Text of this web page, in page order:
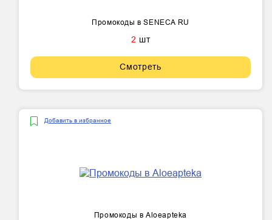
Промокоды в SENECA RU
2 шт
Смотреть
Добавить в избранное
Промокоды в Aloeapteka